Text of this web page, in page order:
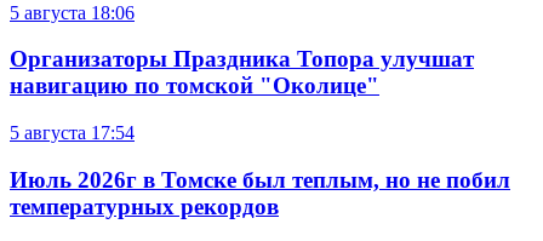
5 августа 18:06
Организаторы Праздника Топора улучшат
навигацию по томской "Околице"
5 августа 17:54
Июль 2026г в Томске был теплым, но не побил
температурных рекордов